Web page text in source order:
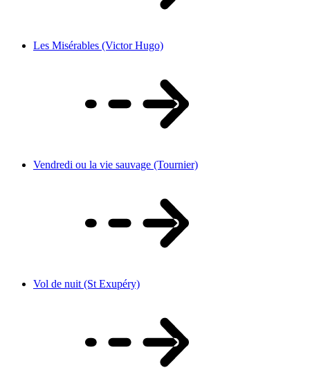
Les Misérables (Victor Hugo)
Vendredi ou la vie sauvage (Tournier)
Vol de nuit (St Exupéry)